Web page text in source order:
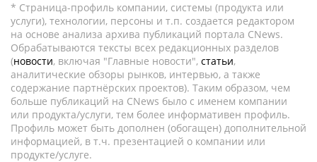
* Страница-профиль компании, системы (продукта или
услуги), технологии, персоны и т.п. создается редактором
на основе анализа архива публикаций портала CNews.
Обрабатываются тексты всех редакционных разделов
(новости, включая "Главные новости", статьи,
аналитические обзоры рынков, интервью, а также
содержание партнёрских проектов). Таким образом, чем
больше публикаций на CNews было с именем компании
или продукта/услуги, тем более информативен профиль.
Профиль может быть дополнен (обогащен) дополнительной
информацией, в т.ч. презентацией о компании или
продукте/услуге.